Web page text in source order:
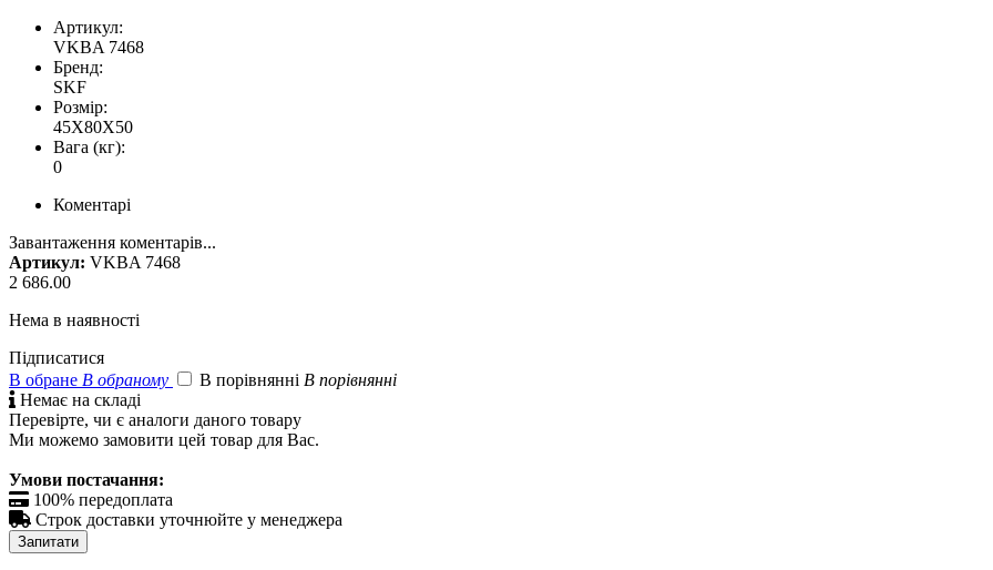
Артикул:
VKBA 7468
Бренд:
SKF
Розмір:
45X80X50
Вага (кг):
0
Коментарі
Завантаження коментарів...
Артикул: VKBA 7468
2 686.00
Нема в наявності
Підписатися
В обране В обраному В порівнянні В порівнянні
 Немає на складі
Перевірте, чи є аналоги даного товару
Ми можемо замовити цей товар для Вас.
Умови постачання:
 100% передоплата
 Строк доставки уточнюйте у менеджера
Запитати